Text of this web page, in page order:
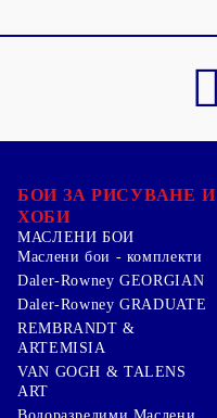
БОИ ЗА РИСУВАНЕ И
ХОБИ
МАСЛЕНИ БОИ
Маслени бои - комплекти
Daler-Rowney GEORGIAN
Daler-Rowney GRADUATE
REMBRANDT &
ARTEMISIA
VAN GOGH & TALENS
ART